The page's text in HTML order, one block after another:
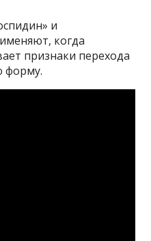
и
когда
признаки перехода
форму.